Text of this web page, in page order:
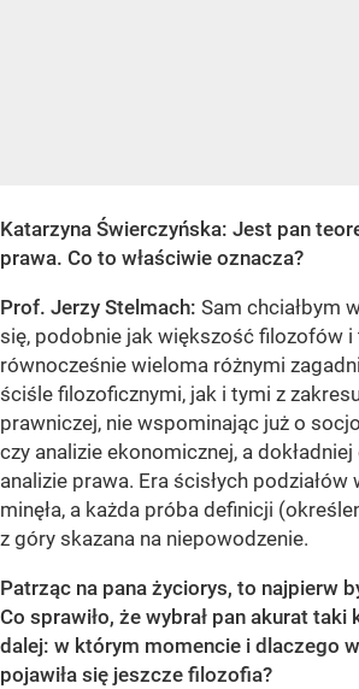
Katarzyna Świerczyńska: Jest pan
prawa. Co to właściwie oznacza?
Prof. Jerzy Stelmach: Sam chciałbym
się, podobnie jak większość filozofów
równocześnie wieloma różnymi
ściśle filozoficznymi, jak i tymi z
prawniczej, nie wspominając już o
czy analizie ekonomicznej, a
analizie prawa. Era ścisłych podziałów
minęła, a każda próba definicji
z góry skazana na niepowodzenie.
Patrząc na pana życiorys, to najpierw
Co sprawiło, że wybrał pan akurat taki
dalej: w którym momencie i dlaczego
pojawiła się jeszcze filozofia?